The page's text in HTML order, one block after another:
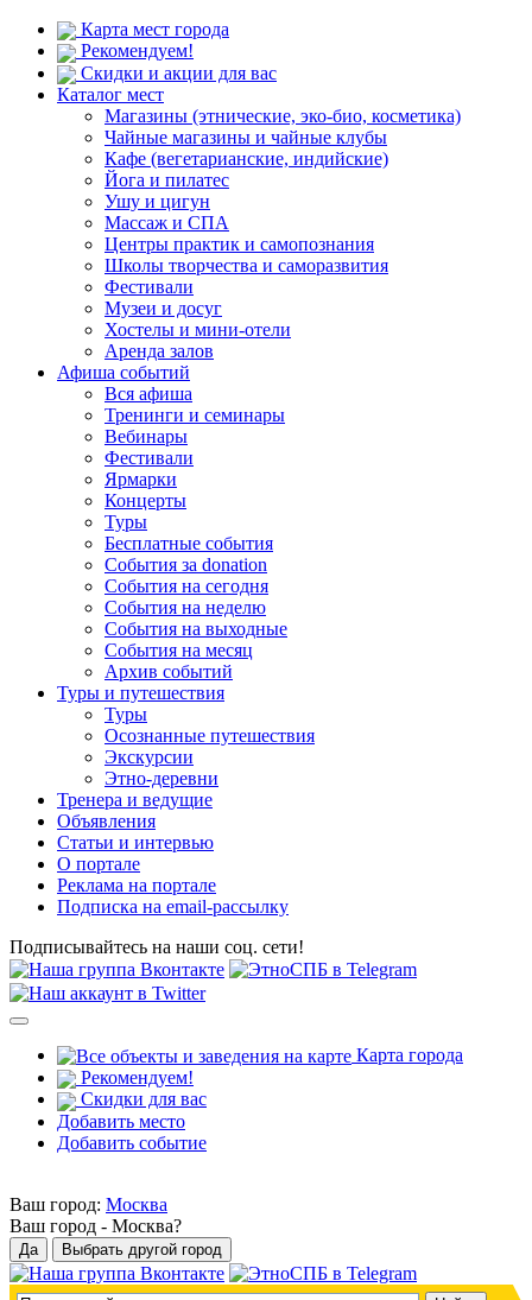
Карта мест города
Рекомендуем!
Скидки и акции для вас
Каталог мест
Магазины (этнические, эко-био, косметика)
Чайные магазины и чайные клубы
Кафе (вегетарианские, индийские)
Йога и пилатес
Ушу и цигун
Массаж и СПА
Центры практик и самопознания
Школы творчества и саморазвития
Фестивали
Музеи и досуг
Хостелы и мини-отели
Аренда залов
Афиша событий
Вся афиша
Тренинги и семинары
Вебинары
Фестивали
Ярмарки
Концерты
Туры
Бесплатные события
События за donation
События на сегодня
События на неделю
События на выходные
События на месяц
Архив событий
Туры и путешествия
Туры
Осознанные путешествия
Экскурсии
Этно-деревни
Тренера и ведущие
Объявления
Статьи и интервью
О портале
Реклама на портале
Подписка на email-рассылку
Подписывайтесь на наши соц. сети!
Карта города
Рекомендуем!
Скидки для вас
Добавить место
Добавить событие
Ваш город: Москва
Ваш город - Москва?